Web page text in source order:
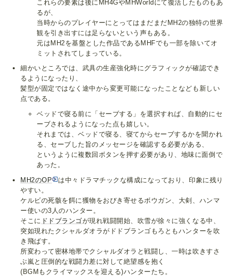
これらの要素は後にMH4GやMHWorldにて復活したものもあ
るが、
当時からのプレイヤーにとってはまだまだMH2の独特の世界
観を引き出すには足らないという声もある。
元はMH2を基盤とした作品であるMHFでも一部を除いてオ
ミットされてしまっている。
細かいところでは、武具の生産強化時にグラフィックが確認でき
るようになったり、
髪型が固定ではなく途中から変更可能になったことなども新しい
点である。
ベッドで寝る前に「セーブする」を選択すれば、自動的にセ
ーブされるようになった点も嬉しい。
それまでは、ベッドで寝る、寝てからセーブするかを聞かれ
る、セーブした旨のメッセージを確認する必要がある、
というように複数回ボタンを押す必要があり、地味に面倒で
あった。
MH2のOP
は中々ドラマチックな構成になっており、印象に残り
やすい。
ケルビの死骸を餌に獲物をおびき寄せるボウガン、大剣、ハンマ
ー使いの3人のハンター。
そこに ドドブランゴが現れ戦闘開始、吹雪が徐々に強くなる中、
突如現れたクシャルダオラがドドブランゴもろともハンターを吹
き飛ばす。
所変わって密林地帯でクシャルダオラと戦闘し、一時は吹きすさ
ぶ嵐と圧倒的な戦闘力差に対して絶望感を抱く
(BGMもクライマックスを迎える)ハンターたち。